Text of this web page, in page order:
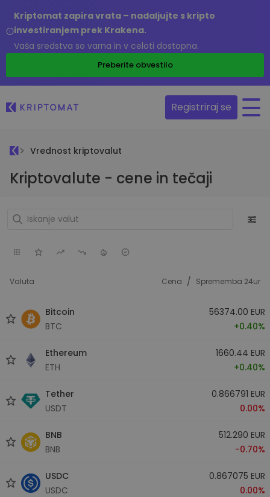
Kriptomat zapira vrata – nadaljujte s kripto
investiranjem prek Krakena.
Vaša sredstva so varna in v celoti dostopna.
Preberite obvestilo
Registriraj se
Vrednost kriptovalut
Kriptovalute - cene in tečaji
Valuta Cena / Sprememba 24ur
Bitcoin
BTC
56374.00 EUR
+0.40%
Ethereum
ETH
1660.44 EUR
+0.40%
Tether
USDT
0.866791 EUR
0.00%
BNB
BNB
512.290 EUR
-0.70%
USDC
USDC
0.867075 EUR
0.00%